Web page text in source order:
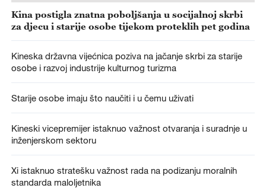
Kina postigla znatna poboljšanja u socijalnoj skrbi
za djecu i starije osobe tijekom proteklih pet godina
Kineska državna vijećnica poziva na jačanje skrbi za starije
osobe i razvoj industrije kulturnog turizma
Starije osobe imaju što naučiti i u čemu uživati
Kineski vicepremijer istaknuo važnost otvaranja i suradnje u
inženjerskom sektoru
Xi istaknuo stratešku važnost rada na podizanju moralnih
standarda maloljetnika